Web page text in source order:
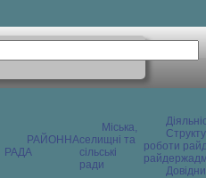
РАЙОННА
РАДА
Міська,
селищні та
сільські
ради
роботи